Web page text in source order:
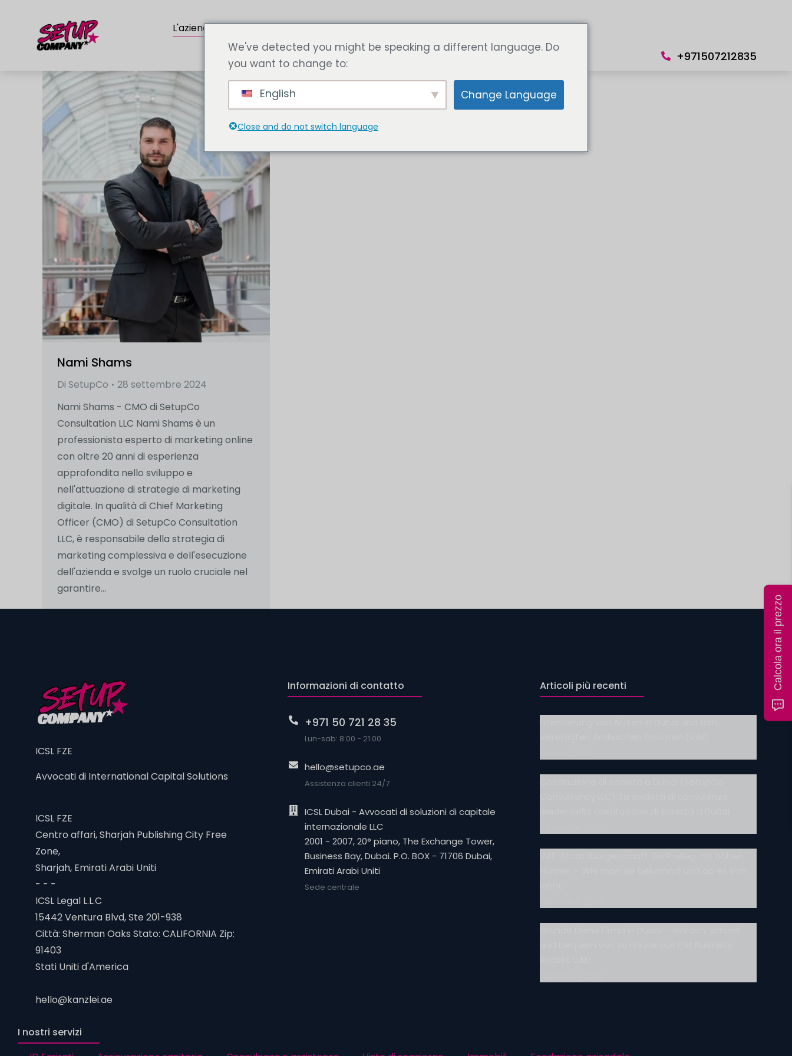
L'azienda Servizi Articolo Calcola ora il prezzo Contattateci Lingua
+971507212835
Nami Shams
Di SetupCo
28 settembre 2024
Nami Shams - CMO di SetupCo
Consultation LLC Nami Shams è un
professionista esperto di marketing online
con oltre 20 anni di esperienza
approfondita nello sviluppo e
nell'attuazione di strategie di marketing
digitale. In qualità di Chief Marketing
Officer (CMO) di SetupCo Consultation
LLC, è responsabile della strategia di
marketing complessiva e dell'esecuzione
dell'azienda e svolge un ruolo cruciale nel
garantire...
ICSL FZE
Avvocati di International Capital Solutions
ICSL FZE
Centro affari, Sharjah Publishing City Free
Zone,
Sharjah, Emirati Arabi Uniti
- - -
ICSL Legal L.L.C
15442 Ventura Blvd, Ste 201-938
Città: Sherman Oaks Stato: CALIFORNIA Zip:
91403
Stati Uniti d'America
hello@kanzlei.ae
Informazioni di contatto
+971 50 721 28 35
Lun-sab: 8:00 - 21:00
hello@setupco.ae
Assistenza clienti 24/7
ICSL Dubai - Avvocati di soluzioni di capitale
internazionale LLC
2001 - 2007, 20° piano, The Exchange Tower,
Business Bay, Dubai. P.O. BOX - 71706 Dubai,
Emirati Arabi Uniti
Sede centrale
Articoli più recenti
I nostri servizi
We've detected you might be speaking a different language. Do
you want to change to:
English Change Language
Close and do not switch language
Calcola ora il prezzo